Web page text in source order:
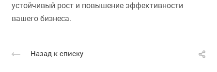
устойчивый рост и повышение эффективности
вашего бизнеса.
Назад к списку